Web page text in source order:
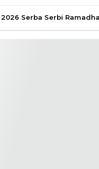
Serba Serbi